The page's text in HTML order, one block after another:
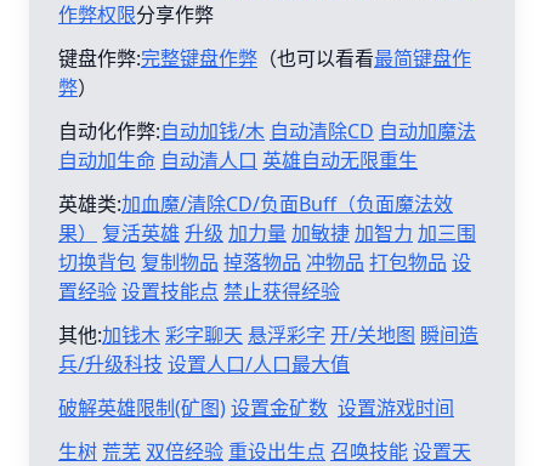
作弊权限分享作弊
键盘作弊:完整键盘作弊 （也可以看看最简键盘作
弊）
自动化作弊:自动加钱/木 自动清除CD 自动加魔法
自动加生命 自动清人口 英雄自动无限重生
英雄类:加血魔/清除CD/负面Buff（负面魔法效
果）
复活英雄 升级 加力量 加敏捷加智力 加三围
切换背包 复制物品 掉落物品 冲物品 打包物品 设
置经验设置技能点 禁止获得经验
其他:加钱木彩字聊天 悬浮彩字 开/关地图 瞬间造
兵/升级科技 设置人口/人口最大值
破解英雄限制(矿图)设置金矿数 设置游戏时间
生树 荒芜 双倍经验 重设出生点 召唤技能设置天